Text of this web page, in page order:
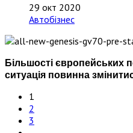
29 окт 2020
Автобізнес
Більшості європейських
ситуація повинна
1
2
3